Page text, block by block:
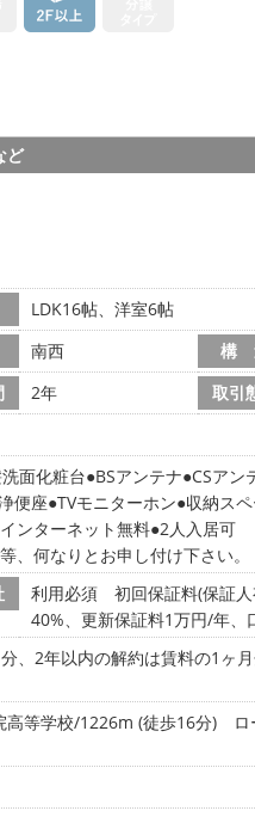
ど
LDK16帖、洋室6帖
南西 構
2年 取引
面化粧台 BSアンテナ CSアン
便座 TVモニターホン 収納ス
インターネット無料 2人入居可
、何なりとお申し付け下さい。
利用必須 初回保証料(保証
40%、更新保証料1万円/年、
、2年以内の解約は賃料の1ヶ月
高等学校/1226m (徒歩16分)